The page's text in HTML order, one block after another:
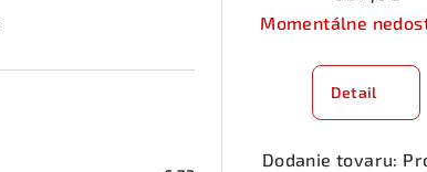
udMomentálne
Detail
Dodanie tovaru: